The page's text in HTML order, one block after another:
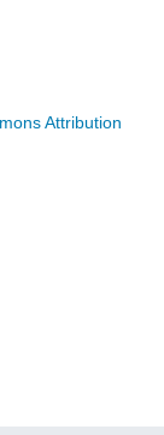
Attribution